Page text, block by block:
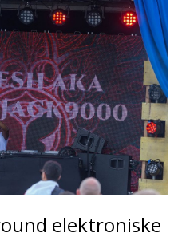
elektroniske